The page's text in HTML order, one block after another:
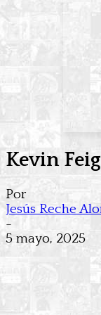
Kevin
Por
Jesús Reche
-
5 mayo, 2025